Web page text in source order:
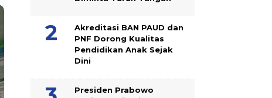
Akreditasi BAN PAUD dan
PNF Dorong Kualitas
Pendidikan Anak Sejak
Dini
Presiden Prabowo